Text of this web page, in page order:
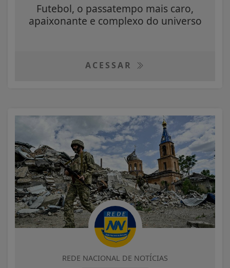
Futebol, o passatempo mais caro,
apaixonante e complexo do universo
ACESSAR
REDE NACIONAL DE NOTÍCIAS